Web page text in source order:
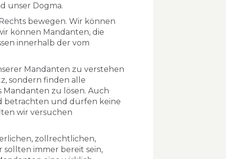
unser Dogma.
bewegen. Wir können
können Mandanten, die
innerhalb der vom
Mandanten zu verstehen
sondern finden alle
zu lösen. Auch
betrachten und dürfen keine
wir versuchen
zollrechtlichen,
immer bereit sein,